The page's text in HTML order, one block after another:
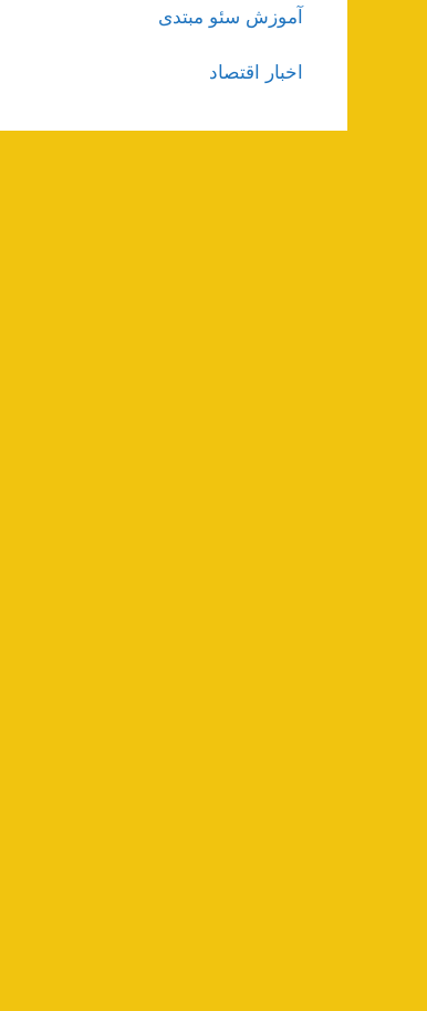
آموزش سئو مبتدی
اخبار اقتصاد